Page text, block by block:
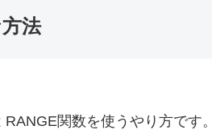
法
関数を使うやり方です。